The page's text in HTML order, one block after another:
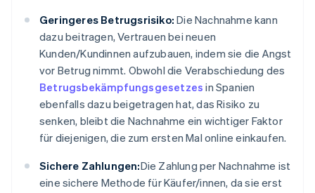
Geringeres Betrugsrisiko: Die Nachnahme kann
dazu beitragen, Vertrauen bei neuen
Kunden/Kundinnen aufzubauen, indem sie die Angst
vor Betrug nimmt. Obwohl die Verabschiedung des
Betrugsbekämpfungsgesetzes in Spanien
ebenfalls dazu beigetragen hat, das Risiko zu
senken, bleibt die Nachnahme ein wichtiger Faktor
für diejenigen, die zum ersten Mal online einkaufen.
Sichere Zahlungen:Die Zahlung per Nachnahme ist
eine sichere Methode für Käufer/innen, da sie erst